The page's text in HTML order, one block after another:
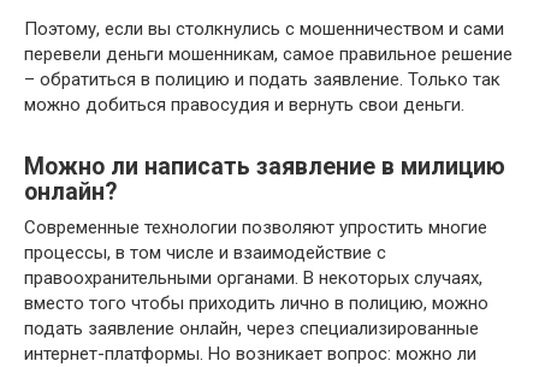
Поэтому, если вы столкнулись с мошенничеством и сами
перевели деньги мошенникам, самое правильное решение
– обратиться в полицию и подать заявление. Только так
можно добиться правосудия и вернуть свои деньги.
Можно ли написать заявление в милицию
онлайн?
Современные технологии позволяют упростить многие
процессы, в том числе и взаимодействие с
правоохранительными органами. В некоторых случаях,
вместо того чтобы приходить лично в полицию, можно
подать заявление онлайн, через специализированные
интернет-платформы. Но возникает вопрос: можно ли